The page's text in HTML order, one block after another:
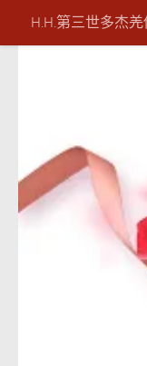
Skip to content
H.H.第三世多杰羌